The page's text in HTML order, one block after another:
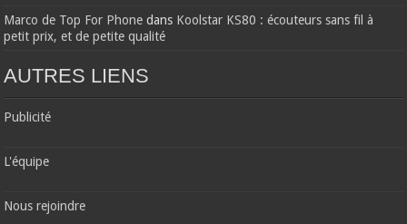
Marco de Top For Phone dans Koolstar KS80 : écouteurs sans fil à
petit prix, et de petite qualité
AUTRES LIENS
Publicité
L'équipe
Nous rejoindre